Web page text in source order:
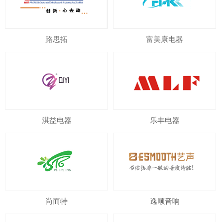
路思拓 富美康电器
淇益电器 乐丰电器
尚而特 逸顺音响